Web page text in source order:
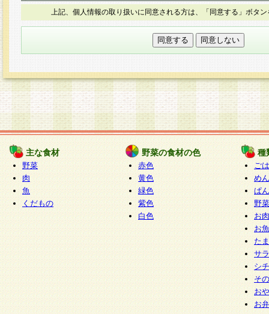
○本人が容易に認識できない方法による個人情報
本フォームでは、セッション管理のためCookie
○個人情報の第三者提供について
力いただく個人情報は第三者に提供しません。
○個人情報の委託について
個人情報の取り扱いを外部に委託する場合は、
情報管理基準を満たす企業を選定して委託を行
が行われるよう監督します。
○開示対象個人情報の開示等および問い合わせ窓口
本人からの求めにより、当社が本件により取得
報の利用目的の通知・開示・内容の訂正・追加
停止・消去及び第三者への提供の禁止（以下、
といいます。）に応じます。
開示等に応じる窓口は以下になります。
ぱくすく食堂個人情報お客様相談窓口 paku-
m
個人情報を与えることは任意ですが、個人情報
意をいただけない場合には、当社のサービスの
上記、個人情報の取り扱いに同意される方は、「同意する」ボタ
主な食材
野菜
肉
魚
くだもの
野菜の食材の色
赤色
黄色
緑色
紫色
白色
種
ご
めん
ぱん
野
お
お
た
サ
シ
そ
お
お